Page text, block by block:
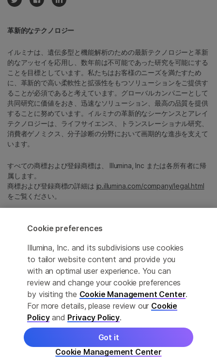
このページは機械翻訳を利用しております。なるべく正確な翻訳を
提供するために合理的な努力をしていますが、完全に正確な翻訳と
は限りませんので、あらかじめご了承ください。公式なコンテンツ
は英語版となります。
革新的なテクノロジー
イルミナは、遺伝多型と機能解析のための最新テクノロジーと革新
的なアッセイを応用し、数年前は不可能であった研究を可能にする
ことを目標としています。私たちはお客様のニーズを満たすため
に、革新的で高い柔軟性と拡張性をもつソリューションをご提供す
ることが必須であると考えています。グローバルカンパニーとして
共同研究に価値をおき、迅速なソリューション、最高の品質を提供
することに努めています。イルミナの革新的なシーケンスとアレイ
テクノロジーは、ライフサイエンス、トランスレーショナル研究、
消費者ゲノミクス、分子診断の分野において画期的な進歩を支えて
います。
すべての商標および登録商標は、 Illumina, Inc または各所有者に帰
属します。
商標および登録商標の詳細は jp.illumina.com/company/legal.html
をご覧ください。
Cookie Management Center
プライバシーポリシ
© 2026 Illumina, Inc. All rights reserved.
Cookie preferences
Illumina, Inc. and its subdivisions use cookies
to tailor website content and provide you
with an optimal user experience. You can
review and change your cookie preferences
by visiting the Cookie Management Center.
For more details, please review our Cookie
Policyand Privacy Policy.
Cookie Management Center
Got it